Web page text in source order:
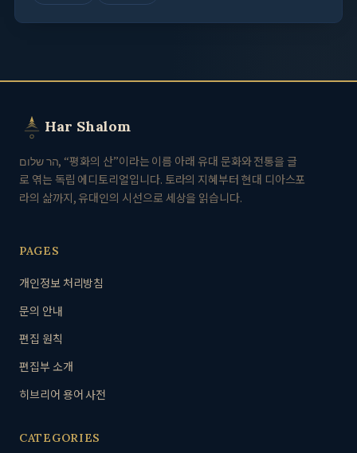
Har Shalom
הר שלום, “평화의 산”이라는 이름 아래 유대 문화와 전통을 글
로 엮는 독립 에디토리얼입니다. 토라의 지혜부터 현대 디아스포
라의 삶까지, 유대인의 시선으로 세상을 읽습니다.
PAGES
개인정보 처리방침
문의 안내
편집 원칙
편집부 소개
히브리어 용어 사전
CATEGORIES